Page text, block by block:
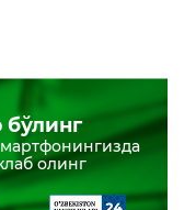
олинг